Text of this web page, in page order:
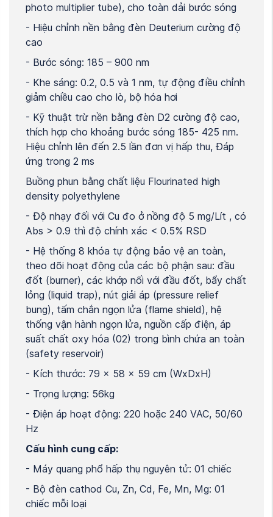
photo multiplier tube), cho toàn dải bước sóng
- Hiệu chỉnh nền bằng đèn Deuterium cường độ
cao
- Bước sóng: 185 – 900 nm
- Khe sáng: 0.2, 0.5 và 1 nm, tự động điều chỉnh
giảm chiều cao cho lò, bộ hóa hơi
- Kỹ thuật trừ nền bằng đèn D2 cường độ cao,
thích hợp cho khoảng bước sóng 185- 425 nm.
Hiệu chỉnh lên đến 2.5 lần đơn vị hấp thu, Đáp
ứng trong 2 ms
Buồng phun bằng chất liệu Flourinated high
density polyethylene
- Độ nhạy đối với Cu đo ở nồng độ 5 mg/Lít , có
Abs > 0.9 thì độ chính xác < 0.5% RSD
- Hệ thống 8 khóa tự động bảo vệ an toàn,
theo dõi hoạt động của các bộ phận sau: đầu
đốt (burner), các khớp nối với đầu đốt, bẩy chất
lỏng (liquid trap), nút giải áp (pressure relief
bung), tấm chắn ngọn lửa (flame shield), hệ
thống vận hành ngọn lửa, nguồn cấp điện, áp
suất chất oxy hóa (02) trong bình chứa an toàn
(safety reservoir)
- Kích thước: 79 x 58 x 59 cm (WxDxH)
- Trọng lượng: 56kg
- Điện áp hoạt động: 220 hoặc 240 VAC, 50/60
Hz
Cấu hình cung cấp:
- Máy quang phổ hấp thụ nguyên tử: 01 chiếc
- Bộ đèn cathod Cu, Zn, Cd, Fe, Mn, Mg: 01
chiếc mỗi loại